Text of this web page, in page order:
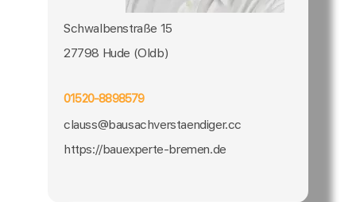
Schwalbenstraße 15
27798 Hude (Oldb)
01520-8898579
clauss@bausachverstaendiger.cc
https://bauexperte-bremen.de